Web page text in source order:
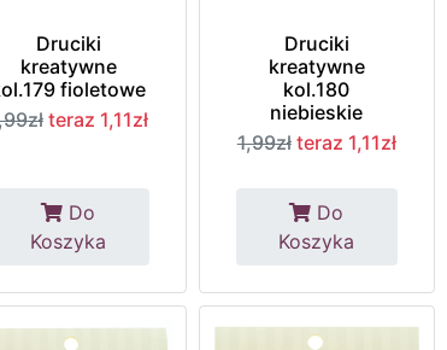
Druciki
kreatywne
fioletowe
teraz 1,11zł
Do
Koszyka
Druciki
kreatywne
kol.180
niebieskie
1,99zł teraz 1,11zł
Do
Koszyka